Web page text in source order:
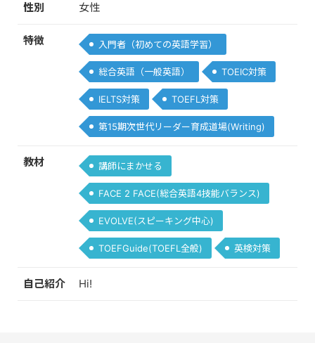
性別 女性
特徴 入門者（初めての英語学習）
総合英語（一般英語） TOEIC対策
IELTS対策 TOEFL対策
第15期次世代リーダー育成道場(Writing)
教材 講師にまかせる
FACE 2 FACE(総合英語4技能バランス)
EVOLVE(スピーキング中心)
TOEFGuide(TOEFL全般) 英検対策
自己紹介 Hi!